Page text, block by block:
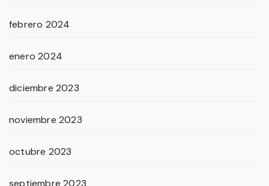
febrero 2024
enero 2024
diciembre 2023
noviembre 2023
octubre 2023